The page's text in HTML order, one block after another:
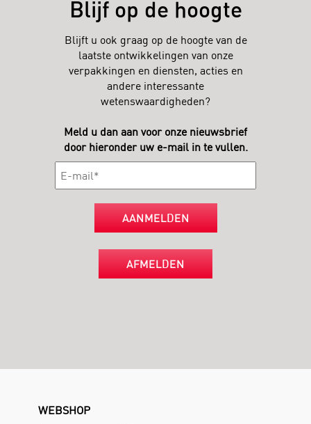
Blijf op de hoogte
Blijft u ook graag op de hoogte van de
laatste ontwikkelingen van onze
verpakkingen en diensten, acties en
andere interessante
wetenswaardigheden?
Meld u dan aan voor onze nieuwsbrief
door hieronder uw e-mail in te vullen.
AANMELDEN
AFMELDEN
WEBSHOP